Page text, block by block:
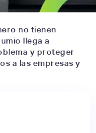
no tienen
llega a
y proteger
a las empresas y